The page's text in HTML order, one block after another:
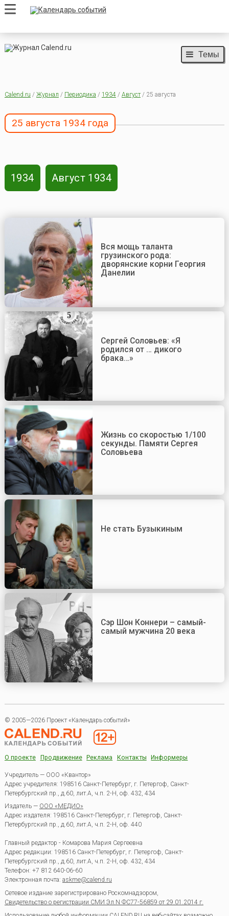
Темы
Calend.ru / Журнал / Периодика / 1934/ Август/ 25 августа
25 августа 1934 года
1934 Август 1934
Вся мощь таланта
грузинского рода:
дворянские корни Георгия
Данелии
Сергей Соловьев: «Я
родился от … дикого
брака…»
Жизнь со скоростью 1/100
секунды. Памяти Сергея
Соловьева
Не стать Бузыкиным
Сэр Шон Коннери – самый-
самый мужчина 20 века
© 2005—2026 Проект «Календарь событий»
О проекте Продвижение Реклама Контакты Информеры
Учредитель — ООО «Квантор»
Адрес учредителя: 198516 Санкт-Петербург, г. Петергоф, Санкт-
Петербургский пр., д.60, лит.А, ч.п. 2-Н, оф. 432, 434
Издатель — ООО «МЕДИО»
Адрес издателя: 198516 Санкт-Петербург, г. Петергоф, Санкт-
Петербургский пр., д.60, лит.А, ч.п. 2-Н, оф. 440
Главный редактор - Комарова Мария Сергеевна
Адрес редакции: 198516 Санкт-Петербург, г. Петергоф, Санкт-
Петербургский пр., д.60, лит.А, ч.п. 2-Н, оф. 432, 434
Телефон: +7 812 640-06-60
Электронная почта: askme@calend.ru
Сетевое издание зарегистрировано Роскомнадзором,
Свидетельство о регистрации СМИ Эл.N ФС77-56859 от 29.01.2014 г.